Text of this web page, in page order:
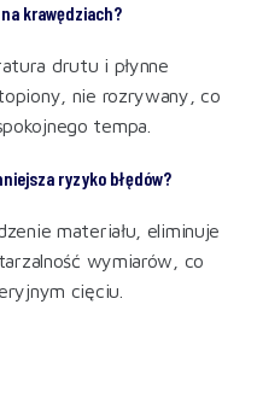
krawędziach?
drutu i płynne
nie rozrywany, co
tempa.
ryzyko błędów?
materiału, eliminuje
wymiarów, co
cięciu.